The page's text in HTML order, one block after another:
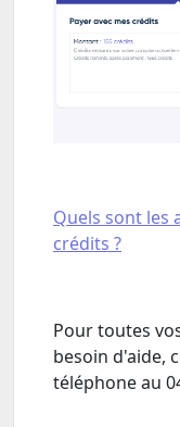
Quels sont les
crédits ?
Pour toutes
besoin d'aide,
téléphone au